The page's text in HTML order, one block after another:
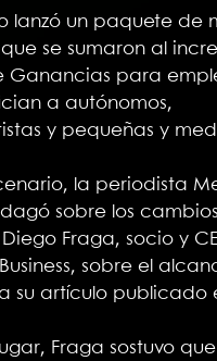
lanzó un paquete de
se sumaron al
Ganancias para
a autónomos,
y pequeñas y
la periodista
sobre los
Fraga, socio y
sobre el
su artículo publicado
Fraga sostuvo que